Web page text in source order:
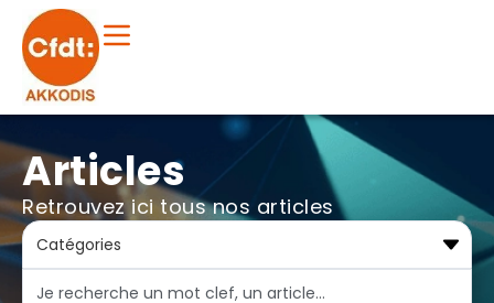
Articles
Retrouvez ici tous nos articles